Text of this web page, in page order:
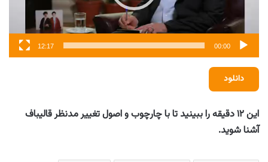
00:00
12:17
دانلود
این ۱۲ دقیقه را ببینید تا با چارچوب و‌ اصول تغییر مدنظر قالیباف
آشنا شوید.